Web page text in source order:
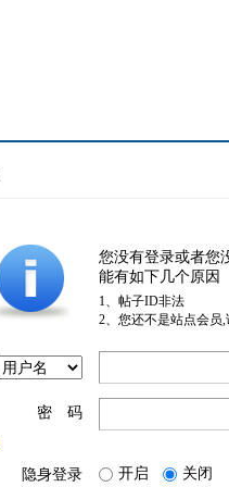
您没有登录或者您
能有如下几个原因
1、帖子ID非法
2、您还不是站点会员
密 码
隐身登录 开启 关闭